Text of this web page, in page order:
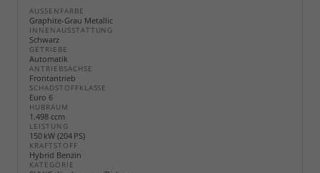
AUSSENFARBE
Graphite-Grau Metallic
INNENAUSSTATTUNG
Schwarz
GETRIEBE
Automatik
ANTRIEBSACHSE
Frontantrieb
SCHADSTOFFKLASSE
Euro 6
HUBRAUM
1.498 ccm
LEISTUNG
150 kW (204 PS)
KRAFTSTOFF
Hybrid Benzin
KATEGORIE